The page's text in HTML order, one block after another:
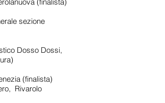
sezione
Dosso Dossi,
(finalista)
Rivarolo